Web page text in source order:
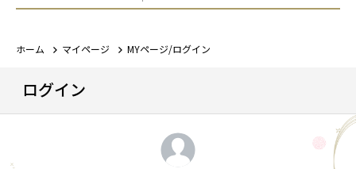
ホーム マイページ MYページ/ログイン
ログイン